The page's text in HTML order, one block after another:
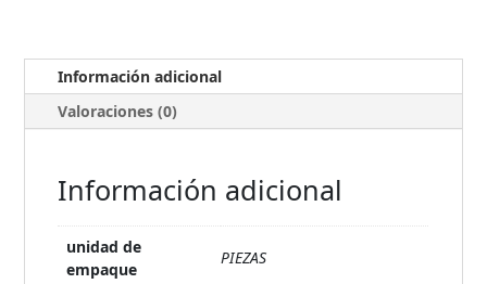
Información adicional
Valoraciones (0)
Información adicional
unidad de
empaque
PIEZAS